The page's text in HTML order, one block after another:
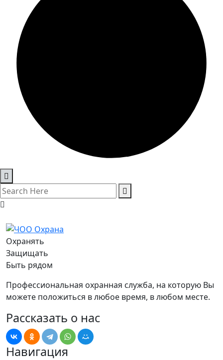
Охранять
Защищать
Быть рядом
Профессиональная охранная служба, на которую Вы
можете положиться в любое время, в любом месте.
Рассказать о нас
Навигация